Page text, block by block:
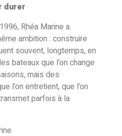
durer
Rhéa Marine a
ambition : construire
souvent, longtemps, en
bateaux que l’on change
mais des
l’on entretient, que l’on
parfois à la